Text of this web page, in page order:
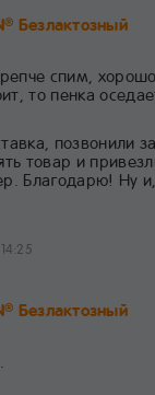
® Безлактозный
спим,
то пенка
позвонили
товар и
Благодарю! Ну
® Безлактозный